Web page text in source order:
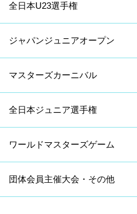
全日本U23選手権
ジャパンジュニアオープン
マスターズカーニバル
全日本ジュニア選手権
ワールドマスターズゲーム
団体会員主催大会・その他